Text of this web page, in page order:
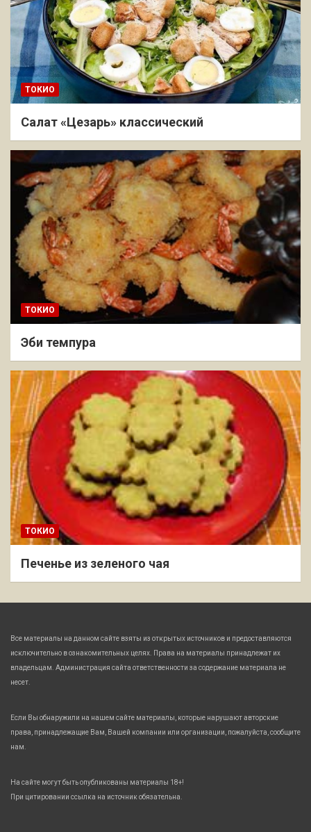
ТОКИО
Салат «Цезарь» классический
ТОКИО
Эби темпура
ТОКИО
Печенье из зеленого чая
Все материалы на данном сайте взяты из открытых источников и предоставляются
исключительно в ознакомительных целях. Права на материалы принадлежат их
владельцам. Администрация сайта ответственности за содержание материала не
несет.
Если Вы обнаружили на нашем сайте материалы, которые нарушают авторские
права, принадлежащие Вам, Вашей компании или организации, пожалуйста, сообщите
нам.
На сайте могут быть опубликованы материалы 18+!
При цитировании ссылка на источник обязательна.